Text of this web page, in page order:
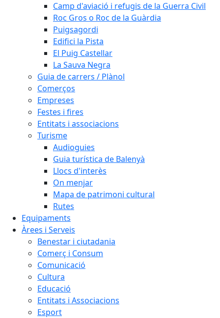
Camp d'aviació i refugis de la Guerra Civil
Roc Gros o Roc de la Guàrdia
Puigsagordi
Edifici la Pista
El Puig Castellar
La Sauva Negra
Guia de carrers / Plànol
Comerços
Empreses
Festes i fires
Entitats i associacions
Turisme
Audioguies
Guia turística de Balenyà
Llocs d'interès
On menjar
Mapa de patrimoni cultural
Rutes
Equipaments
Àrees i Serveis
Benestar i ciutadania
Comerç i Consum
Comunicació
Cultura
Educació
Entitats i Associacions
Esport